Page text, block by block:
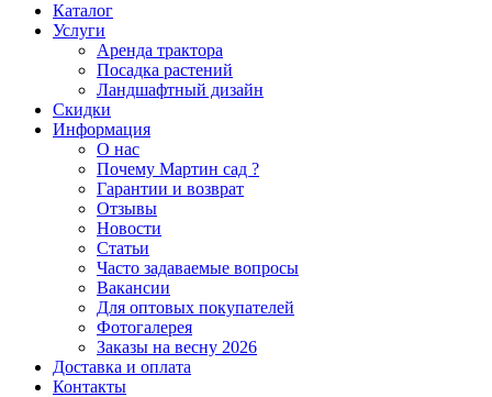
Каталог
Услуги
Аренда трактора
Посадка растений
Ландшафтный дизайн
Скидки
Информация
О нас
Почему Мартин сад ?
Гарантии и возврат
Отзывы
Новости
Статьи
Часто задаваемые вопросы
Вакансии
Для оптовых покупателей
Фотогалерея
Заказы на весну 2026
Доставка и оплата
Контакты